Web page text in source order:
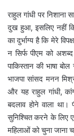
राहुल गांधी पर निशाना
दुख हुआ, इसलिए नहीं
का दुर्भाग्य है कि मेरे
न सिर्फ पीएम को
पाकिस्तान की भाषा
भाजपा सांसद मनन
और यह राहुल गांधी,
बदलाव होने वाला था।
सुनिश्चित करने के लिए
महिलाओं को चुना जाना